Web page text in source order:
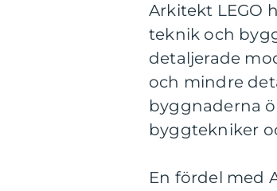
Arkitekt LEGO
teknik och
detaljerade
och mindre
byggnaderna
byggtekniker
En fördel med